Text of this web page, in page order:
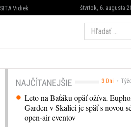
štvrtok, 6. augusta
SITA Vidiek
Hľadať:
3 Dni
NAJČÍTANEJŠIE
Leto na Baťáku opäť ožíva.
Garden v Skalici je späť s novou
open-air eventov